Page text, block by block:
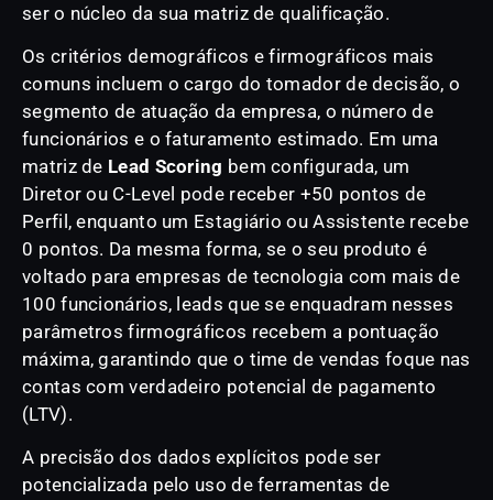
ser o núcleo da sua matriz de qualificação.
Os critérios demográficos e firmográficos mais
comuns incluem o cargo do tomador de decisão, o
segmento de atuação da empresa, o número de
funcionários e o faturamento estimado. Em uma
matriz de Lead Scoring bem configurada, um
Diretor ou C-Level pode receber +50 pontos de
Perfil, enquanto um Estagiário ou Assistente recebe
0 pontos. Da mesma forma, se o seu produto é
voltado para empresas de tecnologia com mais de
100 funcionários, leads que se enquadram nesses
parâmetros firmográficos recebem a pontuação
máxima, garantindo que o time de vendas foque nas
contas com verdadeiro potencial de pagamento
(LTV).
A precisão dos dados explícitos pode ser
potencializada pelo uso de ferramentas de